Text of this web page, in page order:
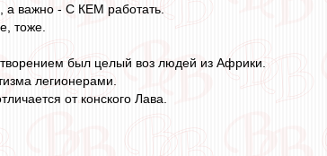
а важно - С КЕМ работать.
тоже.
был целый воз людей из Африки.
легионерами.
от конского Лава.